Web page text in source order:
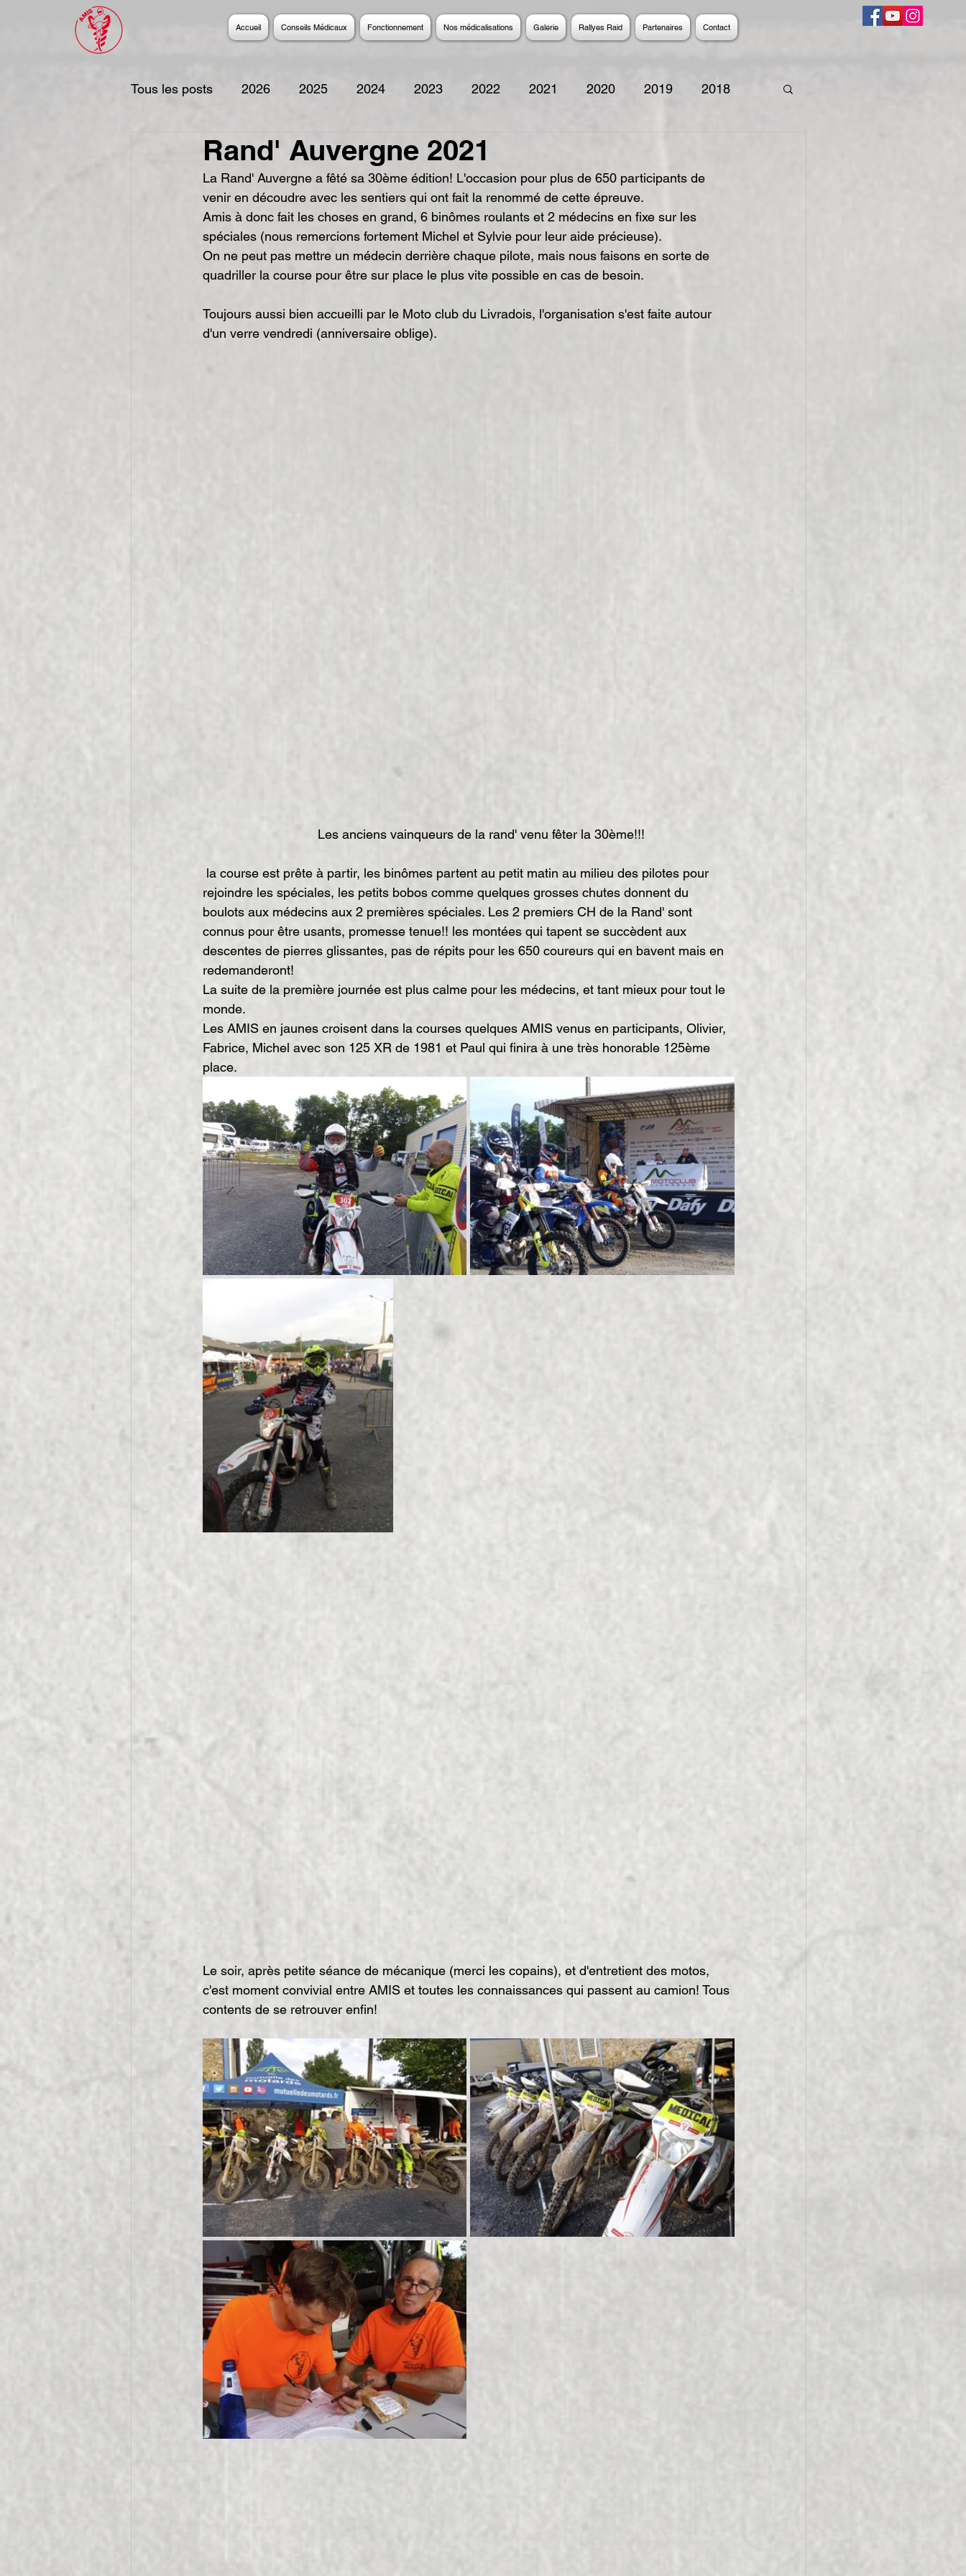
Accueil Conseils Médicaux Fonctionnement Nos médicalisations Galerie Rallyes Raid Partenaires Contact
Tous les posts 2026 2025 2024 2023 2022 2021 2020 2019 2018
2016 2015 2014 2013 2012
Rand' Auvergne 2021
La Rand' Auvergne a fêté sa 30ème édition! L'occasion pour plus de 650 participants de
venir en découdre avec les sentiers qui ont fait la renommé de cette épreuve.
Amis à donc fait les choses en grand, 6 binômes roulants et 2 médecins en fixe sur les
spéciales (nous remercions fortement Michel et Sylvie pour leur aide précieuse).
On ne peut pas mettre un médecin derrière chaque pilote, mais nous faisons en sorte de
quadriller la course pour être sur place le plus vite possible en cas de besoin.
Toujours aussi bien accueilli par le Moto club du Livradois, l'organisation s'est faite autour
d'un verre vendredi (anniversaire oblige).
				Les anciens vainqueurs de la rand' venu fêter la 30ème!!!
rejoindre les spéciales, les petits bobos comme quelques grosses chutes donnent du
boulots aux médecins aux 2 premières spéciales. Les 2 premiers CH de la Rand' sont
connus pour être usants, promesse tenue!! les montées qui tapent se succèdent aux
descentes de pierres glissantes, pas de répits pour les 650 coureurs qui en bavent mais en
redemanderont!
La suite de la première journée est plus calme pour les médecins, et tant mieux pour tout le
monde.
Les AMIS en jaunes croisent dans la courses quelques AMIS venus en participants, Olivier,
Fabrice, Michel avec son 125 XR de 1981 et Paul qui finira à une très honorable 125ème
place.
Le soir, après petite séance de mécanique (merci les copains), et d'entretient des motos,
c'est moment convivial entre AMIS et toutes les connaissances qui passent au camion! Tous
contents de se retrouver enfin!